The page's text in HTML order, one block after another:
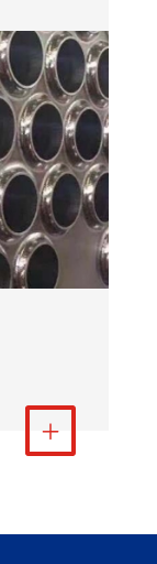
Ver más
